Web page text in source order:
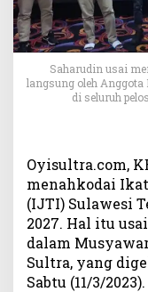
Saharudin usai
langsung oleh
di seluruh
Oyisultra.com,
menahkodai
(IJTI) Sulawesi
2027. Hal itu
dalam
Sultra, yang
Sabtu (11/3/2023).